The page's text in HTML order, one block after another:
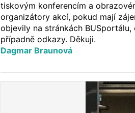
tiskovým konferencím a
organizátory akcí, pokud mají
objevily na stránkách
případně odkazy. Děkuji.
Dagmar Braunová